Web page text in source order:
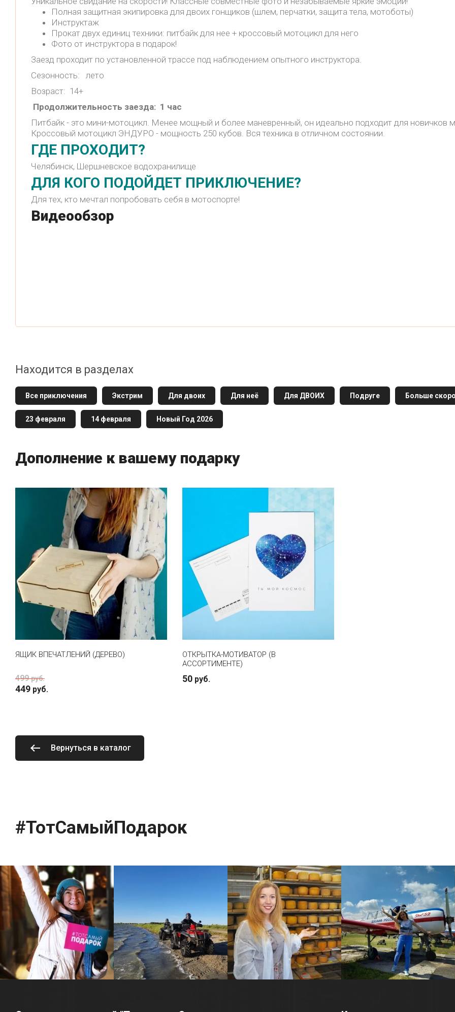
Полная защитная экипировка для двоих гонщиков (шлем, перчатки, защита тела, мотоботы)
Инструктаж
Прокат двух единиц техники: питбайк для нее + кроссовый мотоцикл для него
Фото от инструктора в подарок!
Заезд проходит по установленной трассе под наблюдением опытного инструктора.
Сезонность: лето
Возраст: 14+
Продолжительность заезда: 1 час
Питбайк - это мини-мотоцикл. Менее мощный и более маневренный, он идеально подходит для новичков
Кроссовый мотоцикл ЭНДУРО - мощность 250 кубов. Вся техника в отличном состоянии.
ГДЕ ПРОХОДИТ?
Челябинск, Шершневское водохранилище
ДЛЯ КОГО ПОДОЙДЕТ ПРИКЛЮЧЕНИЕ?
Для тех, кто мечтал попробовать себя в мотоспорте!
Видеообзор
Находится в разделах
Все приключения Экстрим Для двоих Для неё Для ДВОИХ Подруге Больше
23 февраля 14 февраля Новый Год 2026
Дополнение к вашему подарку
ЯЩИК ВПЕЧАТЛЕНИЙ (ДЕРЕВО)
499 руб.
449 руб.
ОТКРЫТКА-МОТИВАТОР (В
АССОРТИМЕНТЕ)
50 руб.
Вернуться в каталог
#ТотСамыйПодарок